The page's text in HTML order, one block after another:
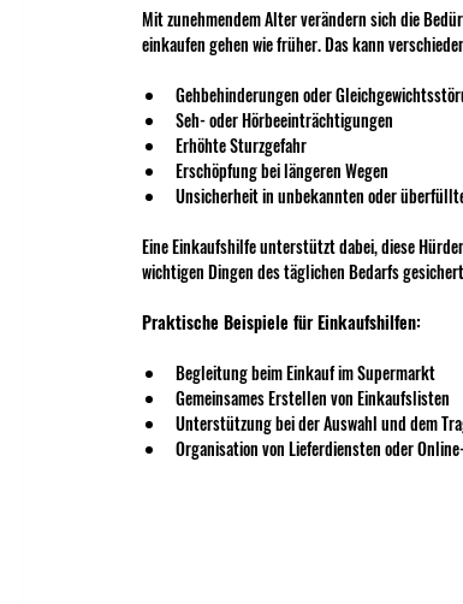
Mit zunehmendem Alter verändern sich die
einkaufen gehen wie früher. Das kann
Gehbehinderungen oder
Seh- oder Hörbeeinträchtigungen
Erhöhte Sturzgefahr
Erschöpfung bei längeren Wegen
Unsicherheit in unbekannten oder
Eine Einkaufshilfe unterstützt dabei, diese
wichtigen Dingen des täglichen Bedarfs
Praktische Beispiele für Einkaufshilfen:
Begleitung beim Einkauf im Supermarkt
Gemeinsames Erstellen von Einkaufslisten
Unterstützung bei der Auswahl und dem
Organisation von Lieferdiensten oder